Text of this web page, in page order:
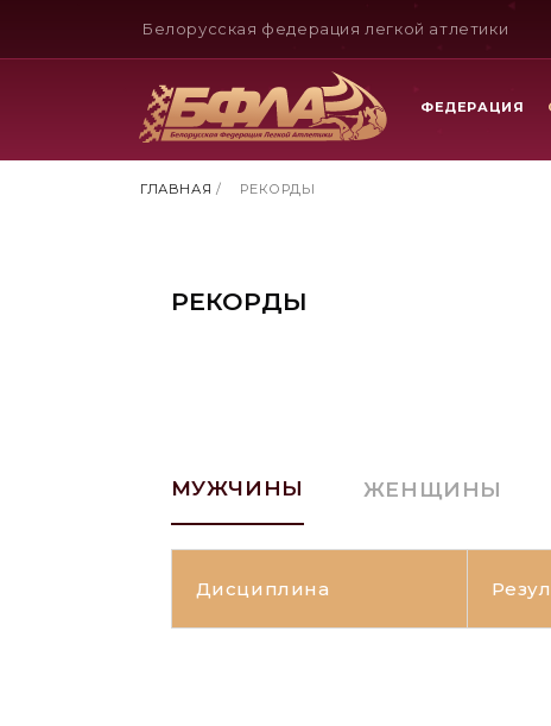
Белорусская федерация легкой атлетики
ФЕДЕРАЦИЯ
ГЛАВНАЯ / РЕКОРДЫ
РЕКОРДЫ
МУЖЧИНЫ ЖЕНЩИНЫ
Дисциплина